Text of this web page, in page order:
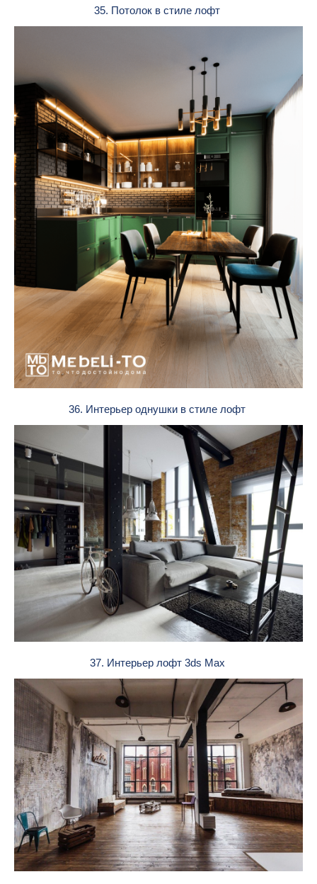
35. Потолок в стиле лофт
36. Интерьер однушки в стиле лофт
37. Интерьер лофт 3ds Max